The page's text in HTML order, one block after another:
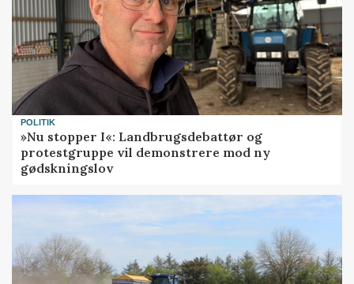
POLITIK
»Nu stopper I«: Landbrugsdebattør og
protestgruppe vil demonstrere mod ny
gødskningslov